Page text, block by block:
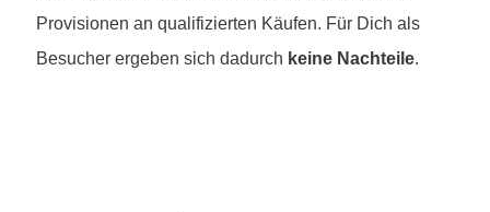
Provisionen an qualifizierten Käufen. Für Dich als
Besucher ergeben sich dadurch keine Nachteile.